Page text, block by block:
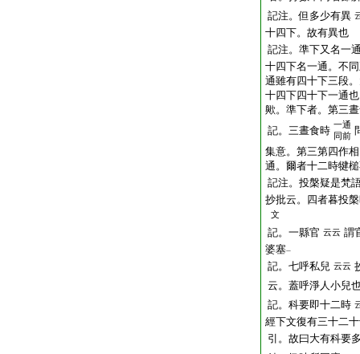
記注。但多少有異
十四下。故有異也
記注。準下又名一
十四下名一通。不
通雖有四十下三段
十四下四十下一通
歟。準下者。第三
記。三晝食時 一通
同前
集意。第三第四作
通。爾者十二時犍
記注。投槃疑是梵
抄批云。四者暮投
文
記。一縣官 云云 謂
婆塞一
記。七呼私兒 云云
云。蓋呼淨人小兒
記。科要即十二時
經下文復有三十二
引。故曰大有科要